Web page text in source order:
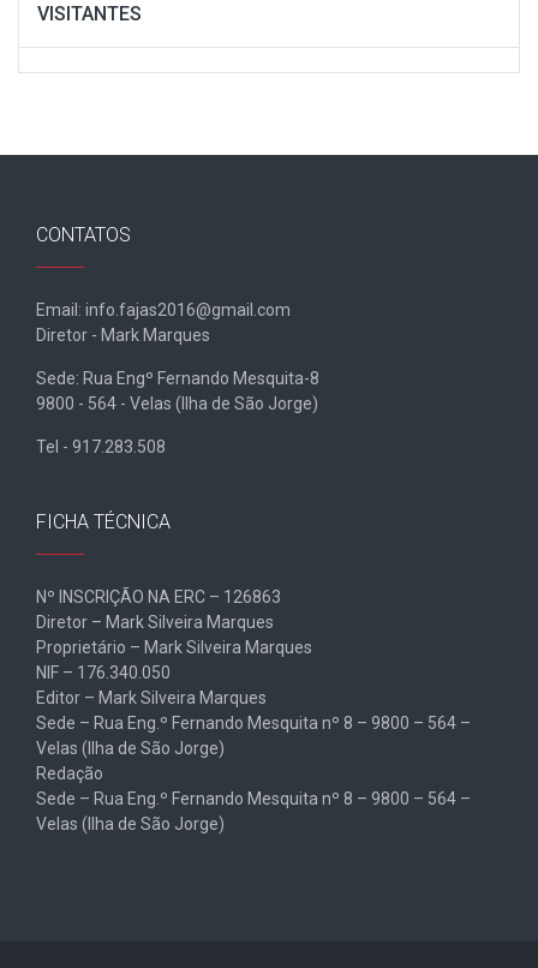
VISITANTES
CONTATOS
Email: info.fajas2016@gmail.com
Diretor - Mark Marques
Sede: Rua Engº Fernando Mesquita-8
9800 - 564 - Velas (Ilha de São Jorge)
Tel - 917.283.508
FICHA TÉCNICA
Nº INSCRIÇÃO NA ERC – 126863
Diretor – Mark Silveira Marques
Proprietário – Mark Silveira Marques
NIF – 176.340.050
Editor – Mark Silveira Marques
Sede – Rua Eng.º Fernando Mesquita nº 8 – 9800 – 564 –
Velas (Ilha de São Jorge)
Redação
Sede – Rua Eng.º Fernando Mesquita nº 8 – 9800 – 564 –
Velas (Ilha de São Jorge)